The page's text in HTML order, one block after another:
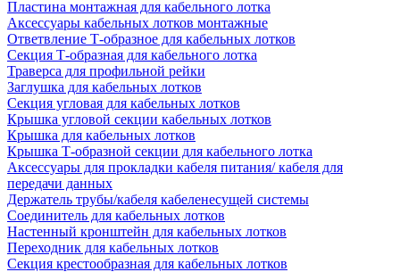
Пластина монтажная для кабельного лотка
Аксессуары кабельных лотков монтажные
Ответвление Т-образное для кабельных лотков
Секция Т-образная для кабельного лотка
Траверса для профильной рейки
Заглушка для кабельных лотков
Секция угловая для кабельных лотков
Крышка угловой секции кабельных лотков
Крышка для кабельных лотков
Крышка Т-образной секции для кабельного лотка
Аксессуары для прокладки кабеля питания/ кабеля для
передачи данных
Держатель трубы/кабеля кабеленесущей системы
Соединитель для кабельных лотков
Настенный кронштейн для кабельных лотков
Переходник для кабельных лотков
Секция крестообразная для кабельных лотков